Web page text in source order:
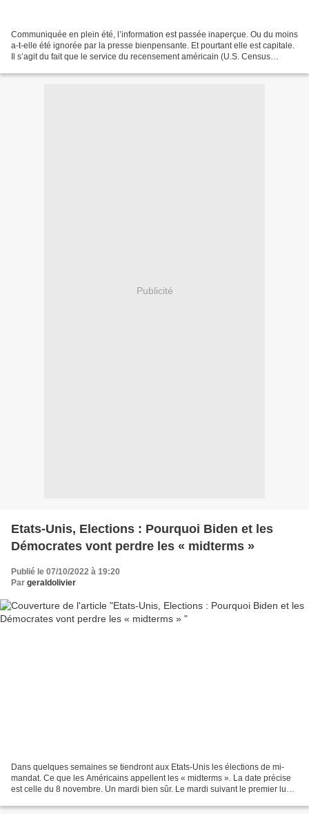
Communiquée en plein été, l’information est passée inaperçue. Ou du moins
a-t-elle été ignorée par la presse bienpensante. Et pourtant elle est capitale.
Il s’agit du fait que le service du recensement américain (U.S. Census
Publicité
Etats-Unis, Elections : Pourquoi Biden et les
Démocrates vont perdre les « midterms »
Publié le 07/10/2022 à 19:20
Par geraldolivier
Dans quelques semaines se tiendront aux Etats-Unis les élections de mi-
mandat. Ce que les Américains appellent les « midterms ». La date précise
est celle du 8 novembre. Un mardi bien sûr. Le mardi suivant le premier lundi